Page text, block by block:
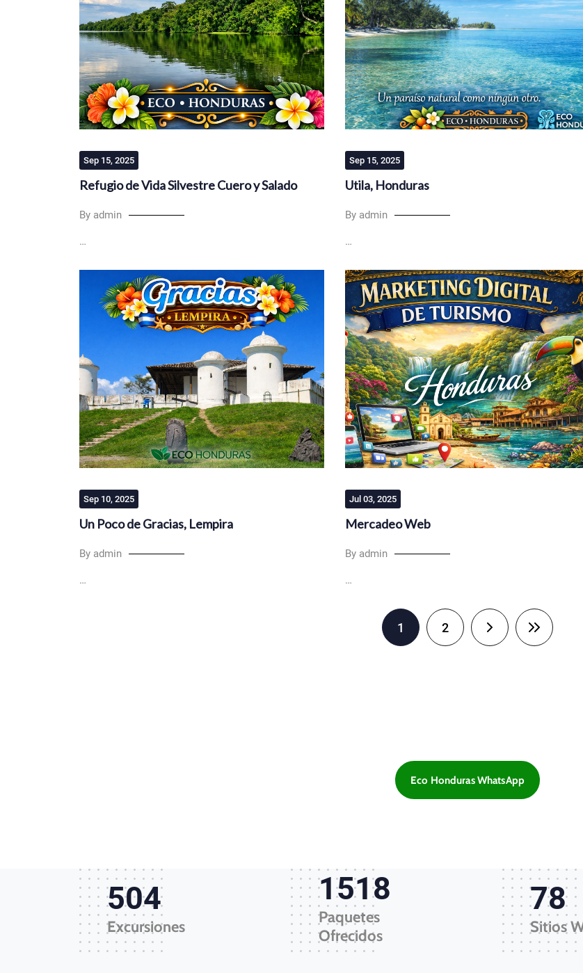
Sep 15, 2025
Refugio de Vida Silvestre Cuero y Salado
By admin
…
Sep 15, 2025
Utila, Honduras
By admin
…
Sep 10, 2025
Un Poco de Gracias, Lempira
By admin
…
Jul 03, 2025
Mercadeo Web
By admin
…
1 2
Next pageLast page
Eco Honduras WhatsApp
545
Excursiones
1650
Paquetes
Ofrecidos
85
Sitios